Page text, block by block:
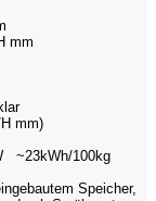
mm
mm)
~23kWh/100kg
Speicher,